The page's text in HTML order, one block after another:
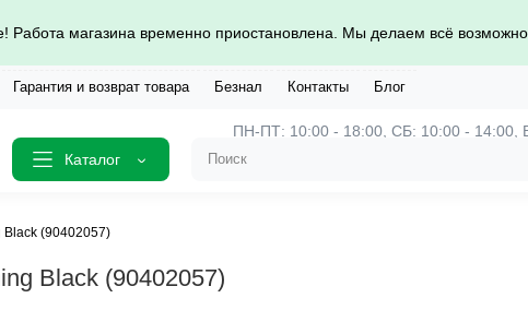
Работа магазина временно приостановлена. Мы делаем всё
Гарантия и возврат товара Безнал Контакты Блог
Каталог
ПН-ПТ: 10:00 - 18:00, СБ: 10:00 - 14:00,
Black (90402057)
Black (90402057)